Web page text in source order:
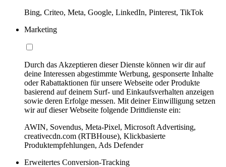
Bing, Criteo, Meta, Google, LinkedIn, Pinterest, TikTok
Marketing
Durch das Akzeptieren dieser Dienste können wir dir auf
deine Interessen abgestimmte Werbung, gesponserte Inhalte
oder Rabattaktionen für unsere Webseite oder Produkte
basierend auf deinem Surf- und Einkaufsverhalten anzeigen
sowie deren Erfolge messen. Mit deiner Einwilligung setzen
wir auf dieser Webseite folgende Drittdienste ein:
AWIN, Sovendus, Meta-Pixel, Microsoft Advertising,
creativecdn.com (RTBHouse), Klickbasierte
Produktempfehlungen, Ads Defender
Erweitertes Conversion-Tracking